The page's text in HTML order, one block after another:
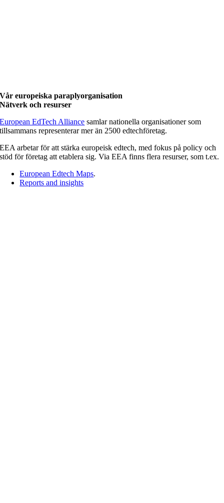
Vår europeiska paraplyorganisation
Nätverk och resurser
European EdTech Alliance samlar nationella organisationer som
tillsammans representerar mer än 2500 edtechföretag.
EEA arbetar för att stärka europeisk edtech, med fokus på policy och
stöd för företag att etablera sig. Via EEA finns flera resurser, som t.ex.
European Edtech Maps.
Reports and insights